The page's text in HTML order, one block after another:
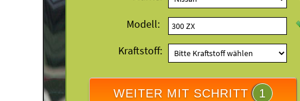
Modell:
Kraftstoff:
WEITER MIT SCHRITT 1